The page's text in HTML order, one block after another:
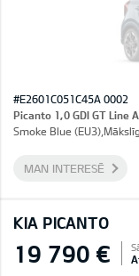
#E2601C051C45A 0002
Picanto 1,0 GDI GT Line
Smoke Blue
MAN INTERESĒ
KIA PICANTO
19 790 €